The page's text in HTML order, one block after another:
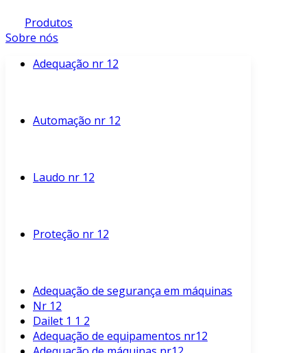
Produtos
Sobre nós
Adequação nr 12
Automação nr 12
Laudo nr 12
Proteção nr 12
Adequação de segurança em máquinas
Nr 12
Dailet 1 1 2
Adequação de equipamentos nr12